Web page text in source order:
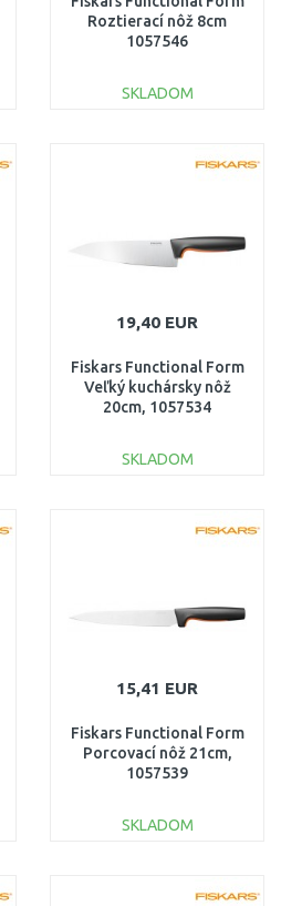
Roztierací nôž 8cm
1057546
SKLADOM
19,40 EUR
Fiskars Functional Form
Veľký kuchársky nôž
20cm, 1057534
SKLADOM
15,41 EUR
Fiskars Functional Form
Porcovací nôž 21cm,
1057539
SKLADOM